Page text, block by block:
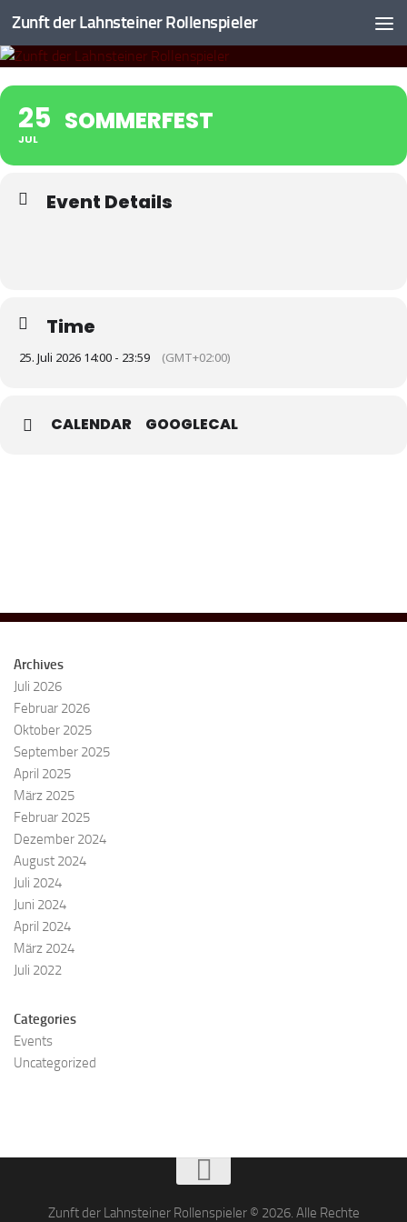
Zum Inhalt springen
Zunft der Lahnsteiner Rollenspieler
25
JUL
SOMMERFEST
Event Details
Time
25. Juli 2026 14:00 - 23:59 (GMT+02:00)
CALENDAR GOOGLECAL
Archives
Juli 2026
Februar 2026
Oktober 2025
September 2025
April 2025
März 2025
Februar 2025
Dezember 2024
August 2024
Juli 2024
Juni 2024
April 2024
März 2024
Juli 2022
Categories
Events
Uncategorized
Zunft der Lahnsteiner Rollenspieler © 2026. Alle Rechte